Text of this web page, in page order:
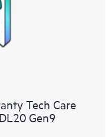
Tech Care
Gen9